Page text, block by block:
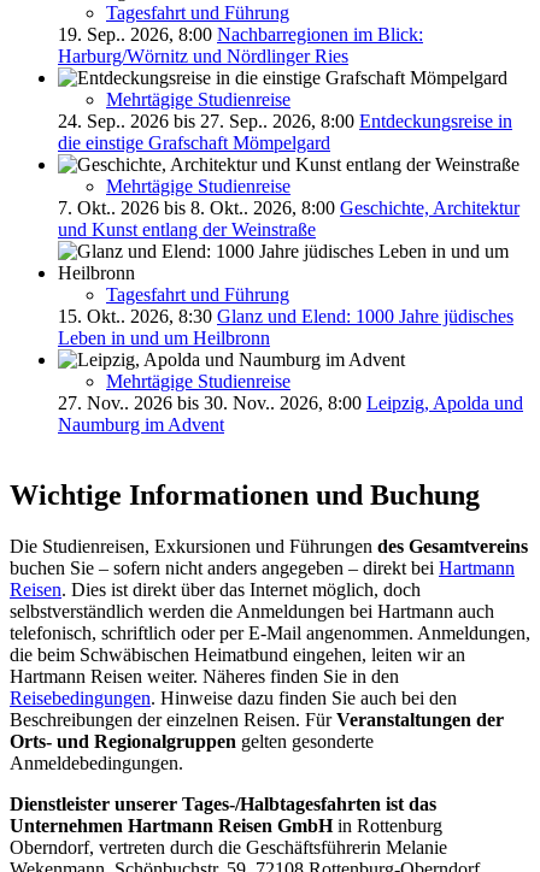
Tagesfahrt und Führung
19. Sep.. 2026, 8:00 Nachbarregionen im Blick:
Harburg/Wörnitz und Nördlinger Ries
Mehrtägige Studienreise
24. Sep.. 2026 bis 27. Sep.. 2026, 8:00 Entdeckungsreise in
die einstige Grafschaft Mömpelgard
Mehrtägige Studienreise
7. Okt.. 2026 bis 8. Okt.. 2026, 8:00 Geschichte, Architektur
und Kunst entlang der Weinstraße
Tagesfahrt und Führung
15. Okt.. 2026, 8:30 Glanz und Elend: 1000 Jahre jüdisches
Leben in und um Heilbronn
Mehrtägige Studienreise
27. Nov.. 2026 bis 30. Nov.. 2026, 8:00 Leipzig, Apolda und
Naumburg im Advent
Wichtige Informationen und Buchung
Die Studienreisen, Exkursionen und Führungen des Gesamtvereins
buchen Sie – sofern nicht anders angegeben – direkt bei Hartmann
Reisen. Dies ist direkt über das Internet möglich, doch
selbstverständlich werden die Anmeldungen bei Hartmann auch
telefonisch, schriftlich oder per E-Mail angenommen. Anmeldungen,
die beim Schwäbischen Heimatbund eingehen, leiten wir an
Hartmann Reisen weiter. Näheres finden Sie in den
Reisebedingungen. Hinweise dazu finden Sie auch bei den
Beschreibungen der einzelnen Reisen. FürVeranstaltungen der
Orts- und Regionalgruppen gelten gesonderte
Anmeldebedingungen.
Dienstleister unserer Tages-/Halbtagesfahrten ist das
Unternehmen Hartmann Reisen GmbHin Rottenburg
Oberndorf, vertreten durch die Geschäftsführerin Melanie